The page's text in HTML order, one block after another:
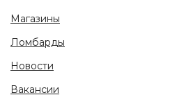
Магазины
Ломбарды
Новости
Вакансии